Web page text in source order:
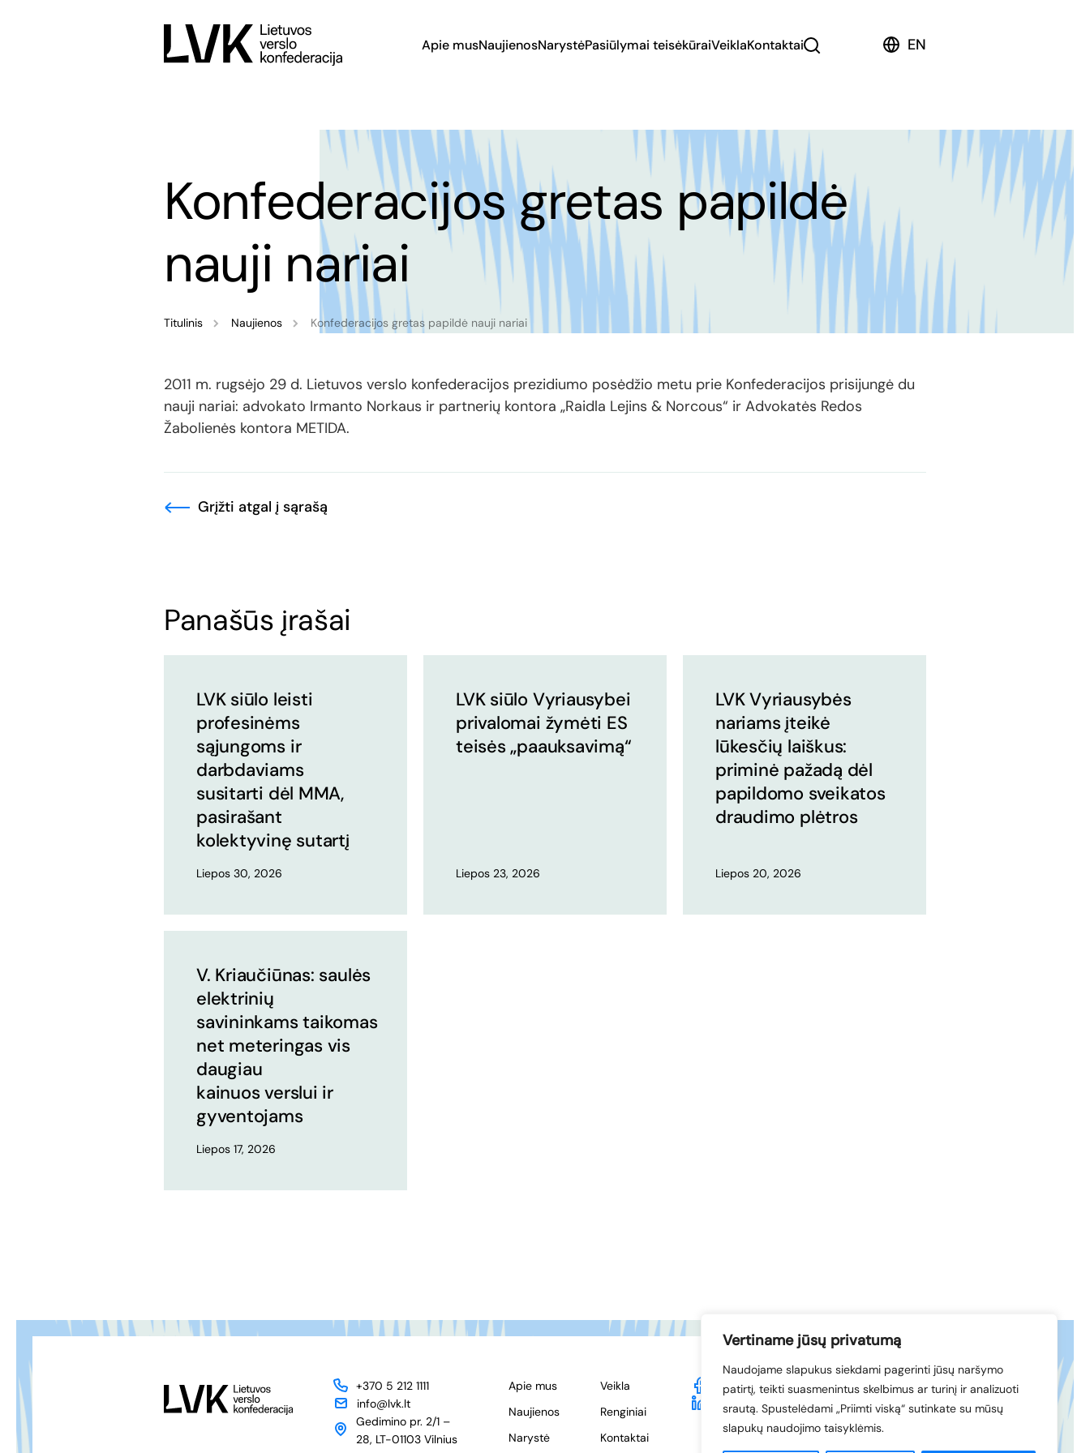
Vertiname jūsų privatumą
Naudojame slapukus siekdami pagerinti jūsų naršymo
patirtį, teikti suasmenintus skelbimus ar turinį ir analizuoti
srautą. Spustelėdami „Priimti viską“ sutinkate su mūsų
slapukų naudojimo taisyklėmis.
Apie musNaujienosNarystėPasiūlymai teisėkūraiVeiklaKontaktai EN
Konfederacijos gretas papildė
nauji nariai
Titulinis Naujienos Konfederacijos gretas papildė nauji nariai
2011 m. rugsėjo 29 d. Lietuvos verslo konfederacijos prezidiumo posėdžio metu prie Konfederacijos prisijungė du
nauji nariai: advokato Irmanto Norkaus ir partnerių kontora „Raidla Lejins & Norcous“ ir Advokatės Redos
Žabolienės kontora METIDA.
Grįžti atgal į sąrašą
Panašūs įrašai
LVK siūlo leisti
profesinėms
sąjungoms ir
darbdaviams
susitarti dėl MMA,
pasirašant
kolektyvinę sutartį
Liepos 30, 2026
LVK siūlo Vyriausybei
privalomai žymėti ES
teisės „paauksavimą“
Liepos 23, 2026
LVK Vyriausybės
nariams įteikė
lūkesčių laiškus:
priminė pažadą dėl
papildomo sveikatos
draudimo plėtros
Liepos 20, 2026
V. Kriaučiūnas: saulės
elektrinių
savininkams taikomas
net meteringas vis
daugiau
kainuos verslui ir
gyventojams
Liepos 17, 2026
+370 5 212 1111
info@lvk.lt
Gedimino pr. 2/1 –
28, LT-01103 Vilnius
Apie mus
Naujienos
Narystė
Veikla
Renginiai
Kontaktai
Facebook
LinkedIn
© 1994-2026 LVK